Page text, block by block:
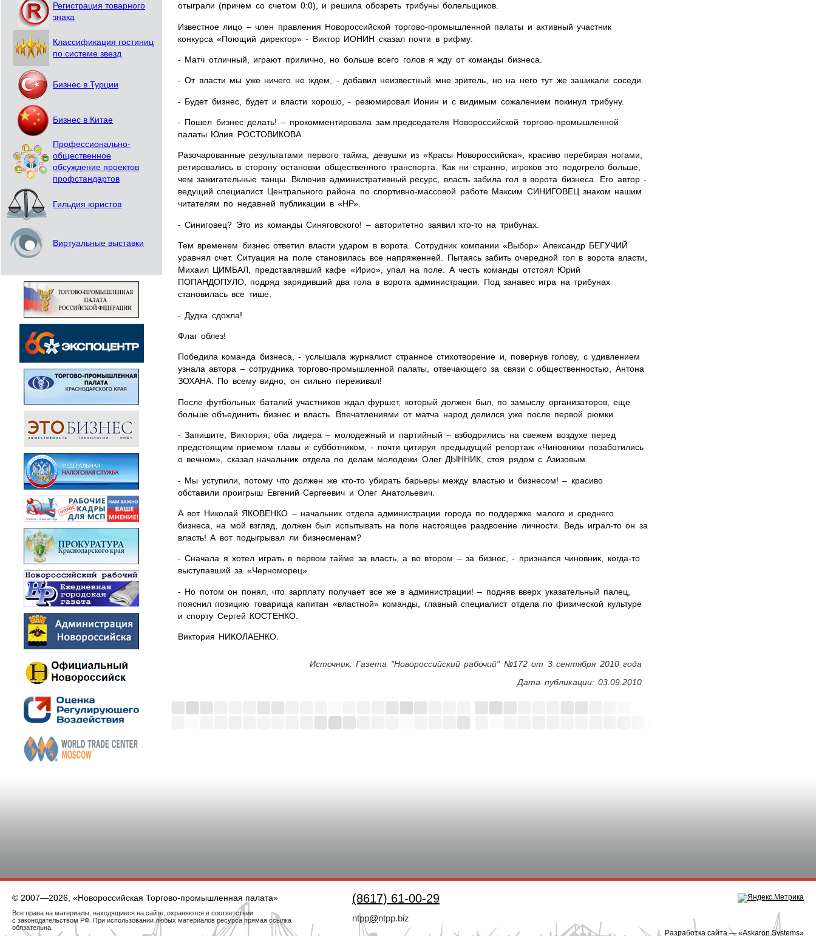
Регистрация товарного
знака
Классификация гостиниц
по системе звезд
Бизнес в Турции
Бизнес в Китае
Профессионально-
общественное
обсуждение проектов
профстандартов
Гильдия юристов
Виртуальные выставки
отыграли (причем со счетом 0:0), и решила обозреть трибуны болельщиков.
Известное лицо – член правления Новороссийской торгово-промышленной палаты и активный участник
конкурса «Поющий директор» - Виктор ИОНИН сказал почти в рифму:
- Матч отличный, играют прилично, но больше всего голов я жду от команды бизнеса.
- От власти мы уже ничего не ждем, - добавил неизвестный мне зритель, но на него тут же зашикали соседи.
- Будет бизнес, будет и власти хорошо, - резюмировал Ионин и с видимым сожалением покинул трибуну.
- Пошел бизнес делать! – прокомментировала зам.председателя Новороссийской торгово-промышленной
палаты Юлия РОСТОВИКОВА.
Разочарованные результатами первого тайма, девушки из «Красы Новороссийска», красиво перебирая ногами,
ретировались в сторону остановки общественного транспорта. Как ни странно, игроков это подогрело больше,
чем зажигательные танцы. Включив административный ресурс, власть забила гол в ворота бизнеса. Его автор -
ведущий специалист Центрального района по спортивно-массовой работе Максим СИНИГОВЕЦ знаком нашим
читателям по недавней публикации в «НР».
- Синиговец? Это из команды Синяговского! – авторитетно заявил кто-то на трибунах.
Тем временем бизнес ответил власти ударом в ворота. Сотрудник компании «Выбор» Александр БЕГУЧИЙ
уравнял счет. Ситуация на поле становилась все напряженней. Пытаясь забить очередной гол в ворота власти,
Михаил ЦИМБАЛ, представлявший кафе «Ирио», упал на поле. А честь команды отстоял Юрий
ПОПАНДОПУЛО, подряд зарядивший два гола в ворота администрации. Под занавес игра на трибунах
становилась все тише.
- Дудка сдохла!
Флаг облез!
Победила команда бизнеса, - услышала журналист странное стихотворение и, повернув голову, с удивлением
узнала автора – сотрудника торгово-промышленной палаты, отвечающего за связи с общественностью, Антона
ЗОХАНА. По всему видно, он сильно переживал!
После футбольных баталий участников ждал фуршет, который должен был, по замыслу организаторов, еще
больше объединить бизнес и власть. Впечатлениями от матча народ делился уже после первой рюмки.
- Запишите, Виктория, оба лидера – молодежный и партийный – взбодрились на свежем воздухе перед
предстоящим приемом главы и субботником, - почти цитируя предыдущий репортаж «Чиновники позаботились
о вечном», сказал начальник отдела по делам молодежи Олег ДЫННИК, стоя рядом с Азизовым.
- Мы уступили, потому что должен же кто-то убирать барьеры между властью и бизнесом! – красиво
обставили проигрыш Евгений Сергеевич и Олег Анатольевич.
А вот Николай ЯКОВЕНКО – начальник отдела администрации города по поддержке малого и среднего
бизнеса, на мой взгляд, должен был испытывать на поле настоящее раздвоение личности. Ведь играл-то он за
власть! А вот подыгрывал ли бизнесменам?
- Сначала я хотел играть в первом тайме за власть, а во втором – за бизнес, - признался чиновник, когда-то
выступавший за «Черноморец».
- Но потом он понял, что зарплату получает все же в администрации! – подняв вверх указательный палец,
пояснил позицию товарища капитан «властной» команды, главный специалист отдела по физической культуре
и спорту Сергей КОСТЕНКО.
Виктория НИКОЛАЕНКО.
Источник: Газета "Новороссийский рабочий" №172 от 3 сентября 2010 года
Дата публикации: 03.09.2010
© 2007—2026, «Новороссийская Торгово-промышленная палата»
Все права на материалы, находящиеся на сайте, охраняются в соответствии
с законодательством РФ. При использовании любых материалов ресурса прямая ссылка
обязательна.
(8617) 61-00-29
ntpp@ntpp.biz
Разработка сайта — «Askaron Systems»